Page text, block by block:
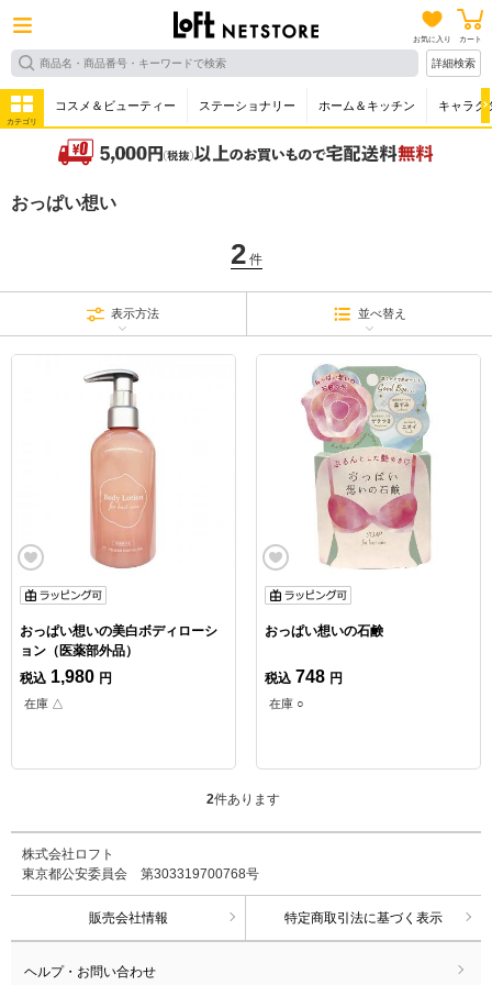
お気に入り カート
詳細検索
カテゴリ
コスメ＆ビューティー ステーショナリー ホーム＆キッチン キャラク
おっぱい想い
2件
表示方法 並べ替え
おっぱい想いの美白ボディローシ
ョン（医薬部外品）
税込 1,980 円
在庫 △
おっぱい想いの石鹸
税込 748 円
在庫 ○
2件あります
株式会社ロフト
東京都公安委員会 第303319700768号
販売会社情報 特定商取引法に基づく表示
ヘルプ・お問い合わせ